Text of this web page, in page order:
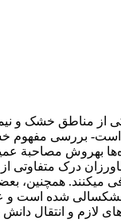
یکی از مناطق
است- بررسی
به­روش مصاحبة
درک
می­کنند. همچنین،
شده است و
لازم و